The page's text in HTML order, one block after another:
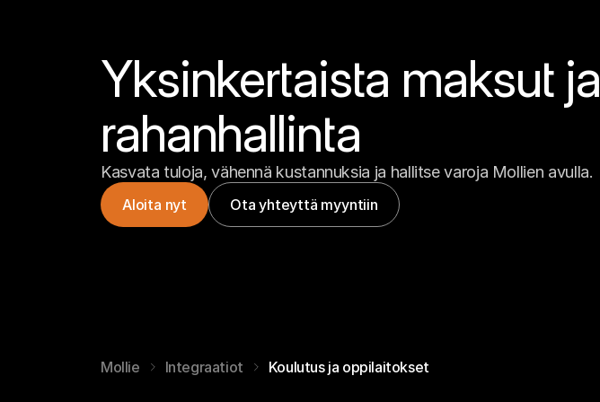
Yksinkertaista maksut ja
rahanhallinta
Kasvata tuloja, vähennä kustannuksia ja hallitse varoja Mollien avulla.
Aloita nyt Ota yhteyttä myyntiin
Mollie Integraatiot Koulutus ja oppilaitokset